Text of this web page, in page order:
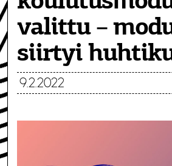
valittu –
siirtyi
9.2.2022